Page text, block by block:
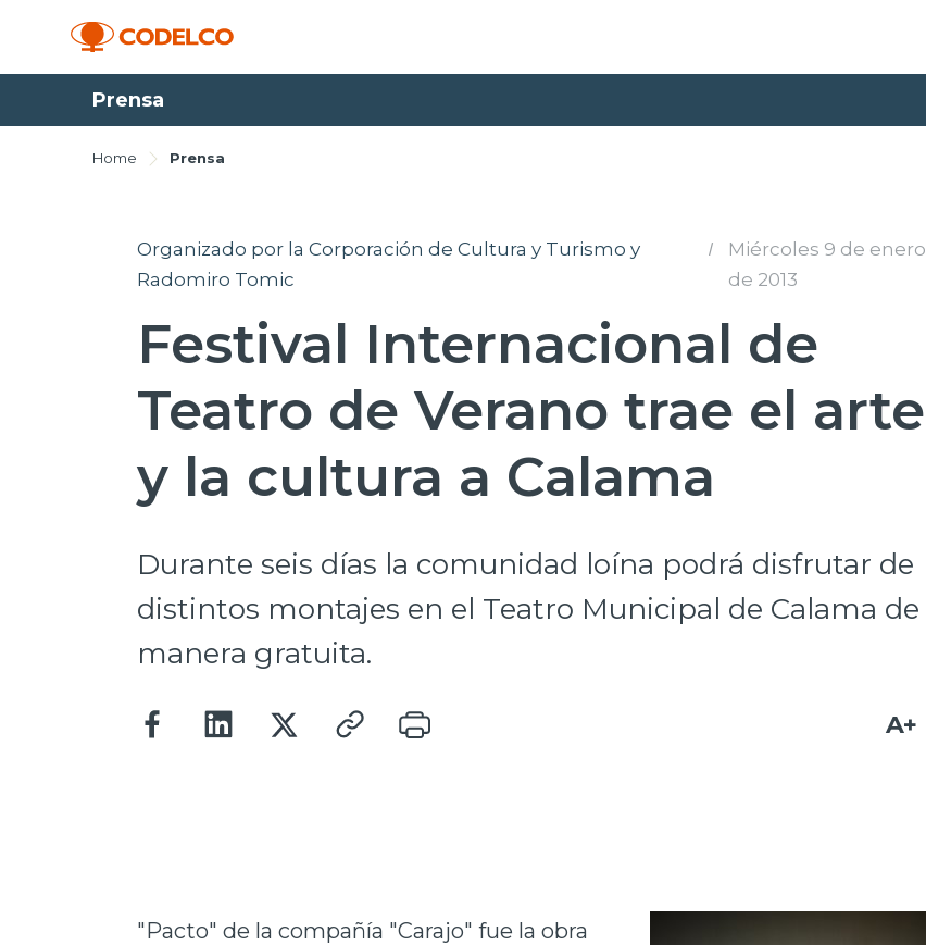
Prensa
Home Prensa
Organizado por la Corporación de Cultura y Turismo y
Radomiro Tomic
I
Miércoles 9 de enero
de 2013
Festival Internacional de
Teatro de Verano trae el arte
y la cultura a Calama
Durante seis días la comunidad loína podrá disfrutar de
distintos montajes en el Teatro Municipal de Calama de
manera gratuita.
A+
"Pacto" de la compañía "Carajo" fue la obra